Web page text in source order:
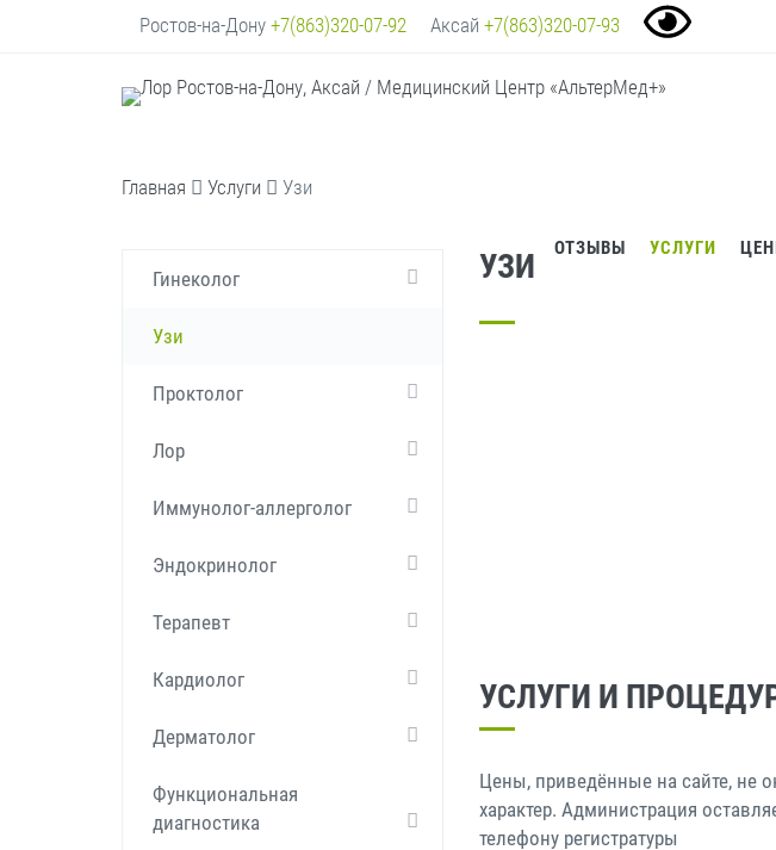
Ростов-на-Дону +7(863)320-07-92 Аксай +7(863)320-07-93
ОТЗЫВЫ УСЛУГИ
Главная Услуги Узи
Гинеколог
Узи
Проктолог
Лор
Иммунолог-аллерголог
Эндокринолог
Терапевт
Кардиолог
Дерматолог
Функциональная
диагностика
УЗИ
УСЛУГИ И
Цены, приведённые на сайте, не
характер. Администрация
телефону регистратуры